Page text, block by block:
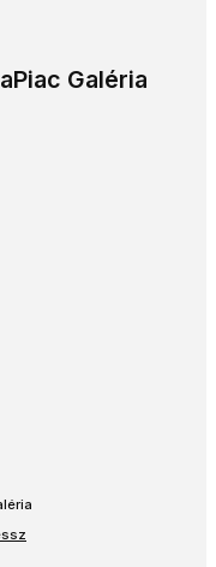
Galéria